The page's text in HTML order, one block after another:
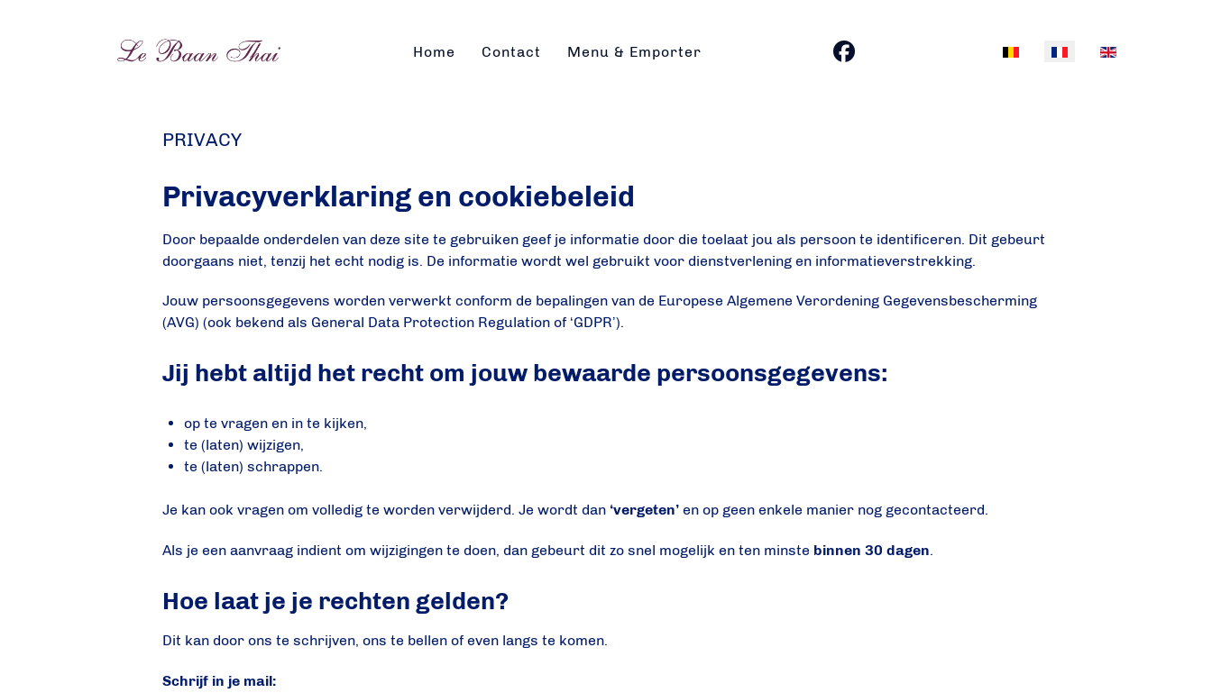
Home Contact Menu & Emporter Sélectionnez votre langue
PRIVACY
Privacyverklaring en cookiebeleid
Door bepaalde onderdelen van deze site te gebruiken geef je informatie door die toelaat jou als persoon te identificeren. Dit gebeurt
doorgaans niet, tenzij het echt nodig is. De informatie wordt wel gebruikt voor dienstverlening en informatieverstrekking.
Jouw persoonsgegevens worden verwerkt conform de bepalingen van de Europese Algemene Verordening Gegevensbescherming
(AVG) (ook bekend als General Data Protection Regulation of ‘GDPR’).
Jij hebt altijd het recht om jouw bewaarde persoonsgegevens:
op te vragen en in te kijken,
te (laten) wijzigen,
te (laten) schrappen.
Je kan ook vragen om volledig te worden verwijderd. Je wordt dan ‘vergeten’ en op geen enkele manier nog gecontacteerd.
Als je een aanvraag indient om wijzigingen te doen, dan gebeurt dit zo snel mogelijk en ten minste binnen 30 dagen.
Hoe laat je je rechten gelden?
Dit kan door ons te schrijven, ons te bellen of even langs te komen.
Schrijf in je mail: